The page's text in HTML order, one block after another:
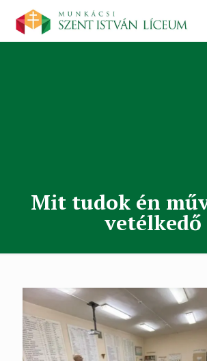
Mit tudok én
vetélkedő